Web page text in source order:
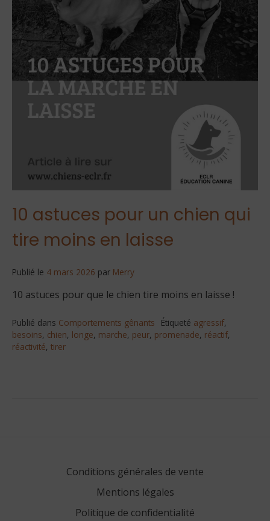
10 astuces pour un chien qui
tire moins en laisse
Publié le 4 mars 2026 par Merry
10 astuces pour que le chien tire moins en laisse !
Publié dans Comportements gênants Étiqueté agressif,
besoins, chien, longe, marche, peur, promenade, réactif,
réactivité, tirer
Conditions générales de vente
Mentions légales
Politique de confidentialité